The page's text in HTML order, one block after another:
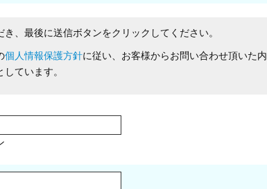
、最後に送信ボタンをクリックしてください。
個人情報保護方針に従い、お客様からお問い合わせ頂いた内
ています。